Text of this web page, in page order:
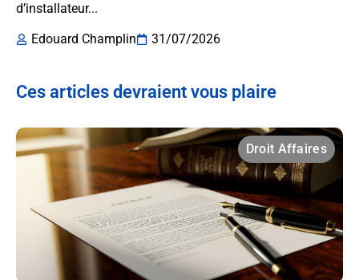
d’installateur...
Edouard Champlin
31/07/2026
Ces articles devraient vous plaire
Droit Affaires